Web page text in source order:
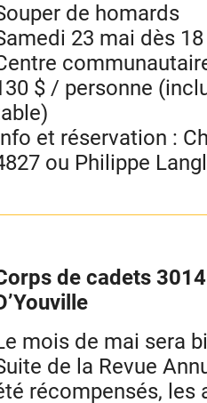
de homards
23 mai dès
$ / personne
et réservation :
ou Philippe
de cadets
mois de mai sera
de la Revue
récompensés, les